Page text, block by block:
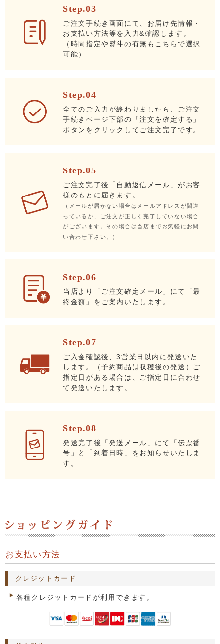
Step.03
ご注文手続き画面にて、お届け先情報・
お支払い方法等を入力&確認します。
（時間指定や熨斗の有無もこちらで選択
可能）
Step.04
全てのご入力が終わりましたら、ご注文
手続きページ下部の「注文を確定する」
ボタンをクリックしてご注文完了です。
Step.05
ご注文完了後「自動返信メール」がお客
様のもとに届きます。
（メールが届かない場合はメールアドレスが間違
っているか、ご注文が正しく完了していない場合
がございます。その場合は当店までお気軽にお問
い合わせ下さい。）
Step.06
当店より「ご注文確定メール」にて「最
終金額」をご案内いたします。
Step.07
ご入金確認後、3営業日以内に発送いた
します。（予約商品は収穫後の発送）ご
指定日がある場合は、ご指定日に合わせ
て発送いたします。
Step.08
発送完了後「発送メール」にて「伝票番
号」と「到着日時」をお知らせいたしま
す。
お支払い方法
クレジットカード
各種クレジットカードが利用できます。